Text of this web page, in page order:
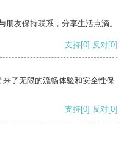
友保持联系，分享生活点滴。
支持[0] 反对[0]
了无限的流畅体验和安全性保
支持[0] 反对[0]